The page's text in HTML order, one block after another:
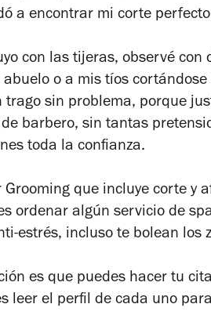
a encontrar mi corte
con las tijeras, observé con
o a mis tíos
sin problema, porque
barbero, sin tantas
toda la confianza.
Grooming que incluye corte y
ordenar algún servicio de
estrés, incluso te bolean los
es que puedes hacer tu
leer el perfil de cada uno